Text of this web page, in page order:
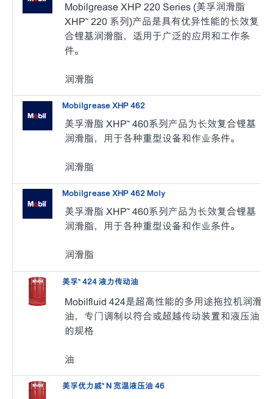
Mobilgrease XHP 220 Series (美孚润滑脂
XHP™ 220 系列)产品是具有优异性能的长效复
合锂基润滑脂，适用于广泛的应用和工作条
件。
润滑脂
Mobilgrease XHP 462
美孚滑脂 XHP™ 460系列产品为长效复合锂基
润滑脂，用于各种重型设备和作业条件。
润滑脂
Mobilgrease XHP 462 Moly
美孚滑脂 XHP™ 460系列产品为长效复合锂基
润滑脂，用于各种重型设备和作业条件。
润滑脂
美孚™ 424 液力传动油
Mobilfluid 424是超高性能的多用途拖拉机润滑
油，专门调制以符合或超越传动装置和液压油
的规格
油
美孚优力威™ N 宽温液压油 46